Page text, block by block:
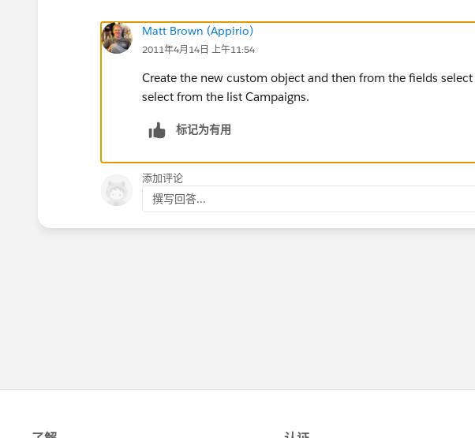
Matt Brown (Appirio)
2011年4月14日 上午11:54
Create the new custom object and then from the fields
select from the list Campaigns.
标记为有用
添加评论
撰写回答...